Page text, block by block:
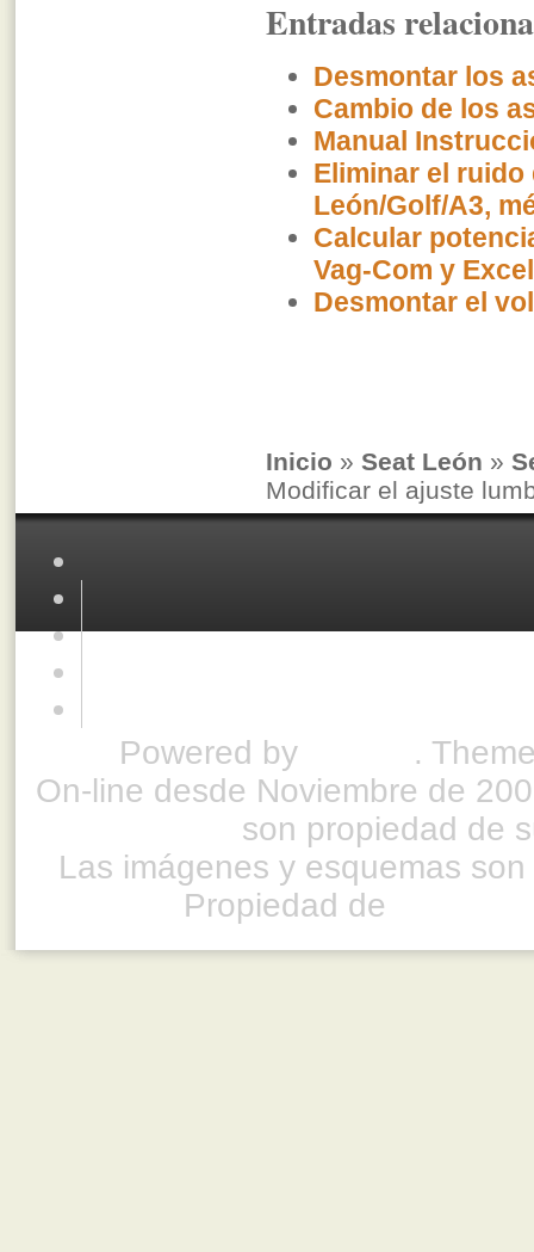
Entradas
Desmontar los
Cambio de los
Manual
Eliminar el
León/Golf/A3,
Calcular
Vag-Com y Excel
Desmontar el
Inicio » Seat León »
Modificar el ajuste
Powered by
.
On-line desde Noviembre de
son propiedad de
Las imágenes y esquemas
Propiedad de